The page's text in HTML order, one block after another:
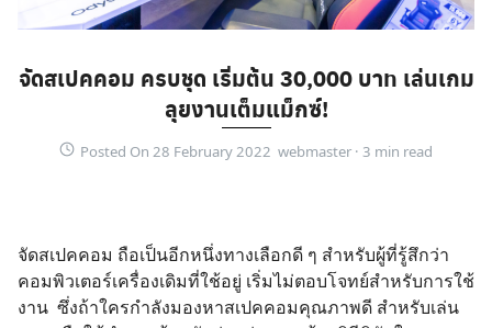
จัดสเปคคอม ครบชุด เริ่มต้น 30,000 บาท เล่นเกม
ลุยงานเต็มแม็กซ์!
Posted On 28 February 2022 webmaster ·
จัดสเปคคอม ถือเป็นอีกหนึ่งทางเลือกดี ๆ สำหรับผู้ที่รู้สึกว่า
คอมพิวเตอร์เครื่องเดิมที่ใช้อยู่ เริ่มไม่ตอบโจทย์สำหรับการใช้
งาน ซึ่งถ้าใครกำลังมองหาสเปคคอมคุณภาพดี สำหรับเล่น